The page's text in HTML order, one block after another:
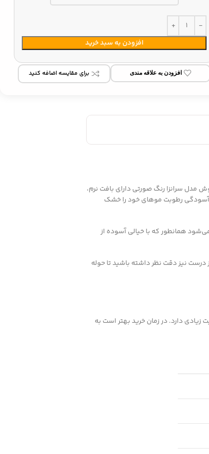
افزودن به سبد خرید
افزودن به علاقه مندی برای مقایسه اضافه کنید
مدل سرانزا رنگ صورتی دارای بافت نرم،
آسودگی رطوبت موهای خود را خشک
همانطور که با خیالی آسوده از
درست نیز دقت نظر داشته باشید تا حوله
دارد. در زمان خرید بهتر است به